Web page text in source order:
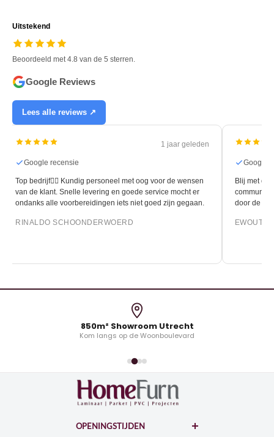
Uitstekend
Beoordeeld met 4.8 van de 5 sterren.
Google Reviews
Lees alle reviews ↗
1 jaar geleden
Google recensie
bedrijf👍🏻 Kundig personeel met oog voor de wensen
de klant. Snelle levering en goede service mocht er
alle voorbereidingen iets niet goed zijn gegaan.
SCHOONDERWOERD
Google
Blij met de
communicatie
door de leggers
EWOUT OONK
850m² Showroom Utrecht
Kom langs op de Woonboulevard
OPENINGSTIJDEN